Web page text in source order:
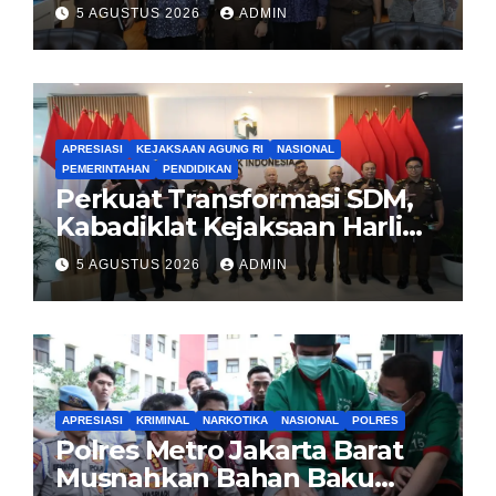
Kajian Kejaksaan
5 AGUSTUS 2026 ADMIN
APRESIASI KEJAKSAAN AGUNG RI
NASIONAL
PEMERINTAHAN
PENDIDIKAN
Perkuat Transformasi SDM,
Kabadiklat Kejaksaan Harli
Siregar Jalin Sinergi dengan
LAN RI
5 AGUSTUS 2026 ADMIN
APRESIASI KRIMINAL NARKOTIKA NASIONAL POLRES
Polres Metro Jakarta Barat
Musnahkan Bahan Baku